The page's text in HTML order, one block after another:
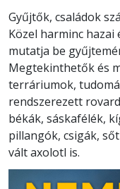
Gyűjtők, családok
Közel harminc
mutatja be
Megtekinthetők és
terráriumok,
rendszerezett
békák, sáskafélék,
pillangók, csigák,
vált axolotl is.